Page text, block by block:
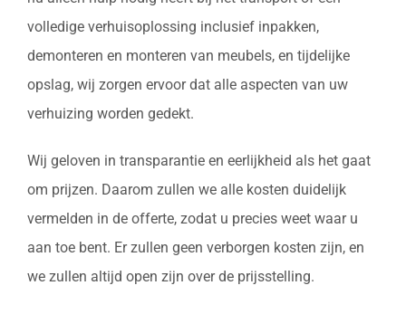
volledige verhuisoplossing inclusief inpakken,
demonteren en monteren van meubels, en tijdelijke
opslag, wij zorgen ervoor dat alle aspecten van uw
verhuizing worden gedekt.
Wij geloven in transparantie en eerlijkheid als het gaat
om prijzen. Daarom zullen we alle kosten duidelijk
vermelden in de offerte, zodat u precies weet waar u
aan toe bent. Er zullen geen verborgen kosten zijn, en
we zullen altijd open zijn over de prijsstelling.